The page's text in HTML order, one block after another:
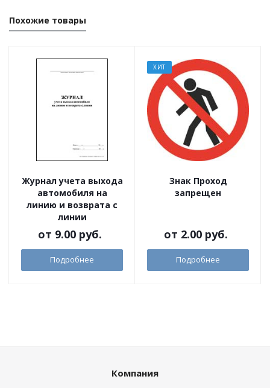
Похожие товары
Журнал учета выхода
автомобиля на
линию и возврата с
линии
от 9.00 руб.
Подробнее
ХИТ
Знак Проход
запрещен
от 2.00 руб.
Подробнее
Компания